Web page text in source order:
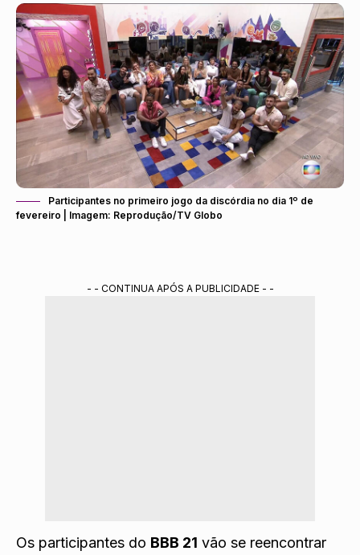
Participantes no primeiro jogo da discórdia no dia 1º de
fevereiro | Imagem: Reprodução/TV Globo
- - CONTINUA APÓS A PUBLICIDADE - -
Os participantes do BBB 21 vão se reencontrar